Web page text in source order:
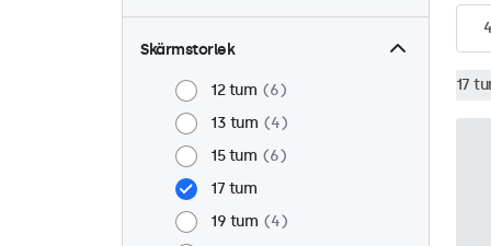
Skärmstorlek
12 tum
6
13 tum
4
15 tum
6
17 tum
19 tum
4
4
17